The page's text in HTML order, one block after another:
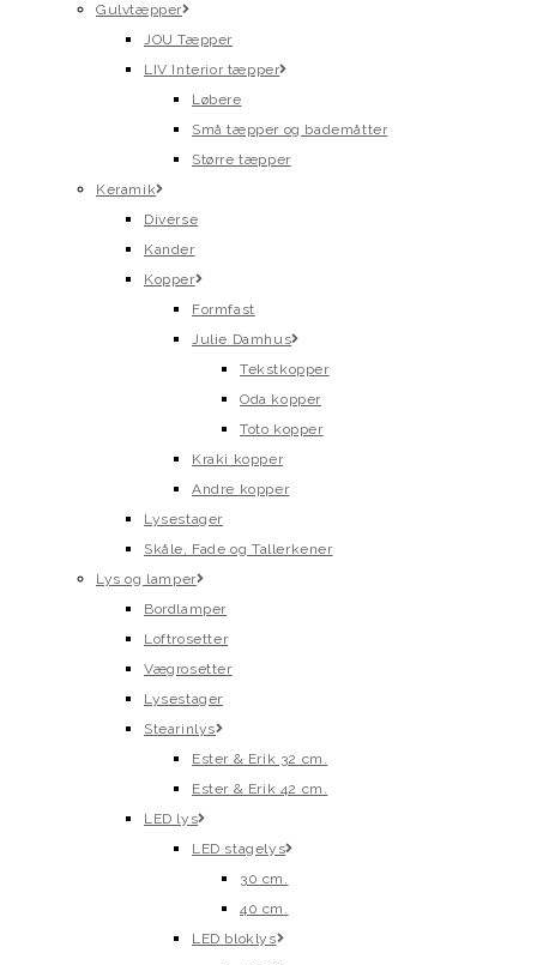
Gulvtæpper
JOU Tæpper
LIV Interior tæpper
Løbere
Små tæpper og bademåtter
Større tæpper
Keramik
Diverse
Kander
Kopper
Formfast
Julie Damhus
Tekstkopper
Oda kopper
Toto kopper
Kraki kopper
Andre kopper
Lysestager
Skåle, Fade og Tallerkener
Lys og lamper
Bordlamper
Loftrosetter
Vægrosetter
Lysestager
Stearinlys
Ester & Erik 32 cm.
Ester & Erik 42 cm.
LED lys
LED stagelys
30 cm.
40 cm.
LED bloklys